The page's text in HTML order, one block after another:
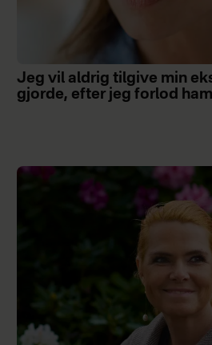
Jeg vil aldrig tilgive min
gjorde, efter jeg forlod ham